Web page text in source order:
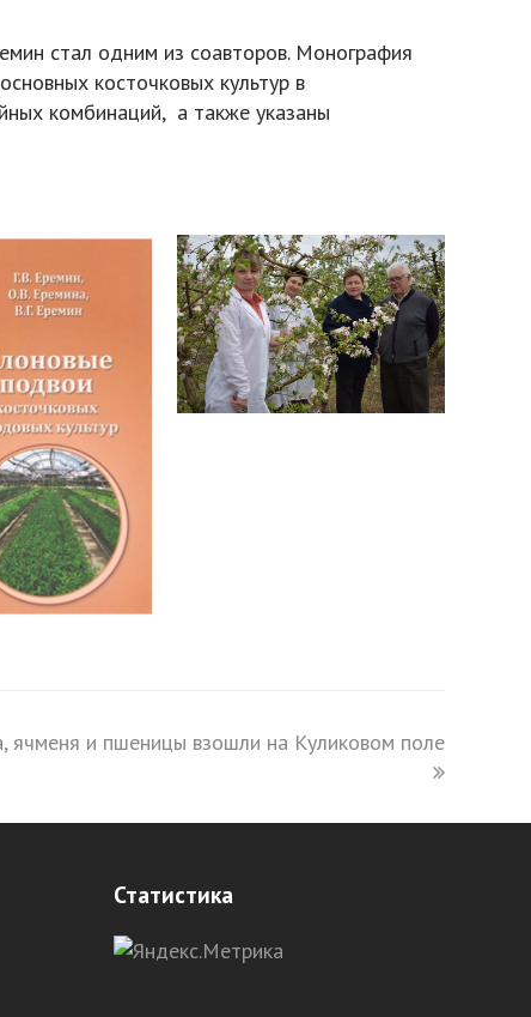
стал одним из соавторов. Монография
косточковых культур в
комбинаций, а также указаны
ячменя и пшеницы взошли на Куликовом поле
Статистика